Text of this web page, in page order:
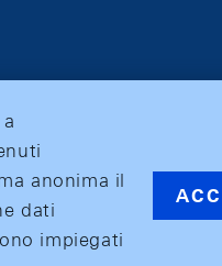
anonima il
dati
impiegati